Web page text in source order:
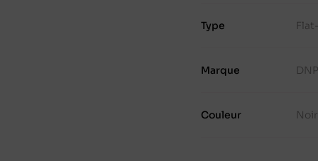
Type
Marque DNP
Couleur Noir